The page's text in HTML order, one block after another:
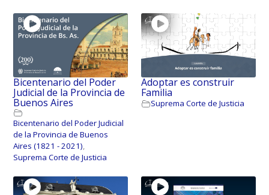
Bicentenario del Poder
Judicial de la Provincia de
Buenos Aires
Bicentenario del Poder Judicial
de la Provincia de Buenos
Aires (1821 - 2021),
Suprema Corte de Justicia
Adoptar es construir
Familia
Suprema Corte de Justicia